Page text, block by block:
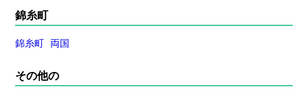
錦糸町
錦糸町 両国
その他の